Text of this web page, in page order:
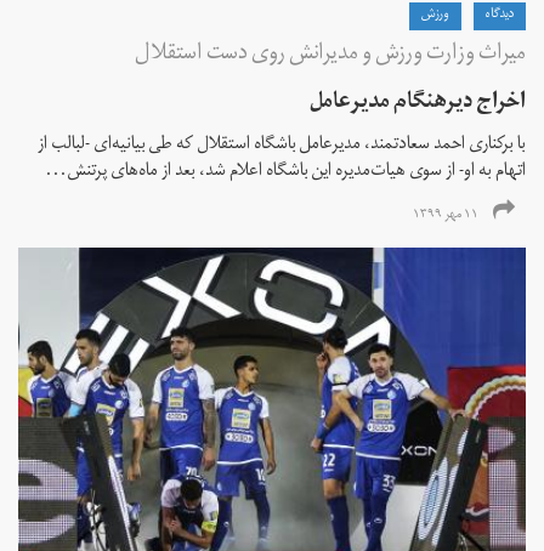
دیدگاه ورزش
میراث وزارت ورزش و مدیرانش روی دست استقلال
اخراج دیرهنگام مدیرعامل
با برکناری احمد سعادتمند، مدیرعامل باشگاه استقلال که طی بیانیه‌ای -لبالب از
اتهام به او- از سوی هیات‌مدیره این باشگاه اعلام شد، بعد از ماه‌های پرتنش...
۱۱ مهر ۱۳۹۹